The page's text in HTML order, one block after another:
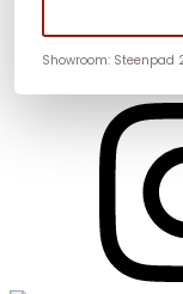
Showroom: Steenpad